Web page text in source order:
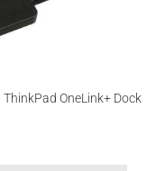
OneLink+ Dock